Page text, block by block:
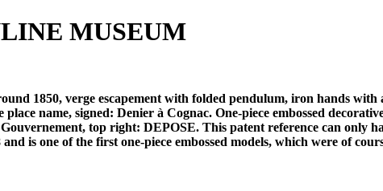
MUSEUM
1850, verge escapement with folded pendulum, iron hands
name, signed: Denier à Cognac. One-piece embossed
top right: DEPOSE. This patent reference can only
is one of the first one-piece embossed models, which were of